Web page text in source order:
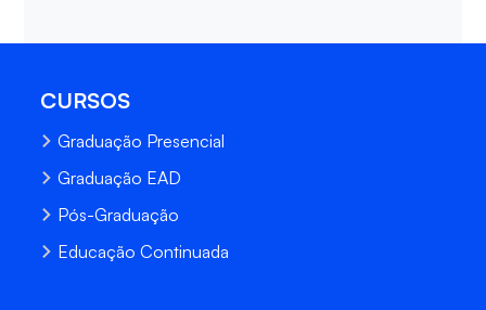
CURSOS
Graduação Presencial
Graduação EAD
Pós-Graduação
Educação Continuada